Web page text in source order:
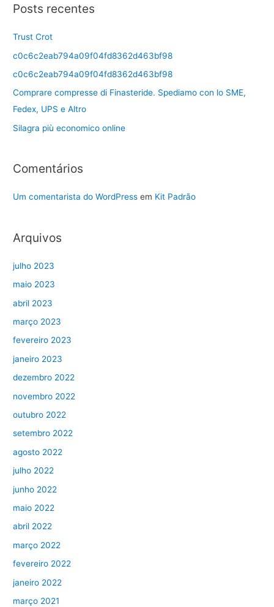
Posts recentes
Trust Crot
c0c6c2eab794a09f04fd8362d463bf98
c0c6c2eab794a09f04fd8362d463bf98
Comprare compresse di Finasteride. Spediamo con lo SME,
Fedex, UPS e Altro
Silagra più economico online
Comentários
Um comentarista do WordPress em Kit Padrão
Arquivos
julho 2023
maio 2023
abril 2023
março 2023
fevereiro 2023
janeiro 2023
dezembro 2022
novembro 2022
outubro 2022
setembro 2022
agosto 2022
julho 2022
junho 2022
maio 2022
abril 2022
março 2022
fevereiro 2022
janeiro 2022
março 2021